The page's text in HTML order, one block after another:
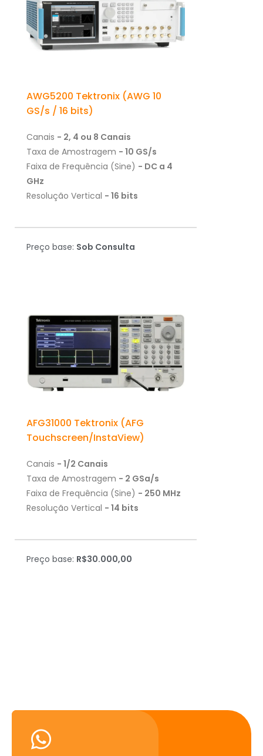
AWG5200 Tektronix (AWG 10
GS/s / 16 bits)
Canais - 2, 4 ou 8 Canais
Taxa de Amostragem - 10 GS/s
Faixa de Frequência (Sine) - DC a 4
GHz
Resolução Vertical - 16 bits
Preço base: Sob Consulta
AFG31000 Tektronix (AFG
Touchscreen/InstaView)
Canais - 1/2 Canais
Taxa de Amostragem - 2 GSa/s
Faixa de Frequência (Sine) - 250 MHz
Resolução Vertical - 14 bits
Preço base: R$30.000,00